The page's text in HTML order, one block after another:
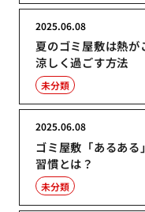
夏のゴミ屋敷は熱
涼しく過ごす方法
2025.06.08
未分類
ゴミ屋敷「あるあ
習慣とは？
2025.06.08
未分類